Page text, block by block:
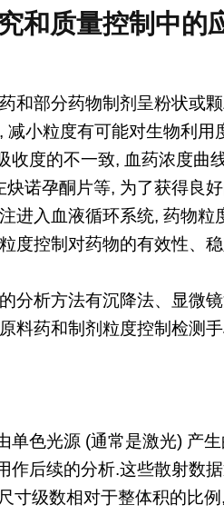
和质量控制中的
和部分药物制剂呈粉状或
小粒度有可能对生物利用
度的不一致, 血药浓度曲
诺孕酮片等, 为了获得良
进入血液循环系统, 药物粒
度控制对药物的有效性、
分析方法有沉降法、显微
料药和制剂粒度控制检测
色光源 (通常是激光) 产
后续的分析.这些散射数
寸级数相对于整体积的比